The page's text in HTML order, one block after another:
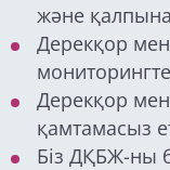
және
Дерекқор
Дерекқор мен
қамтамасыз
Біз ДҚБЖ-ны